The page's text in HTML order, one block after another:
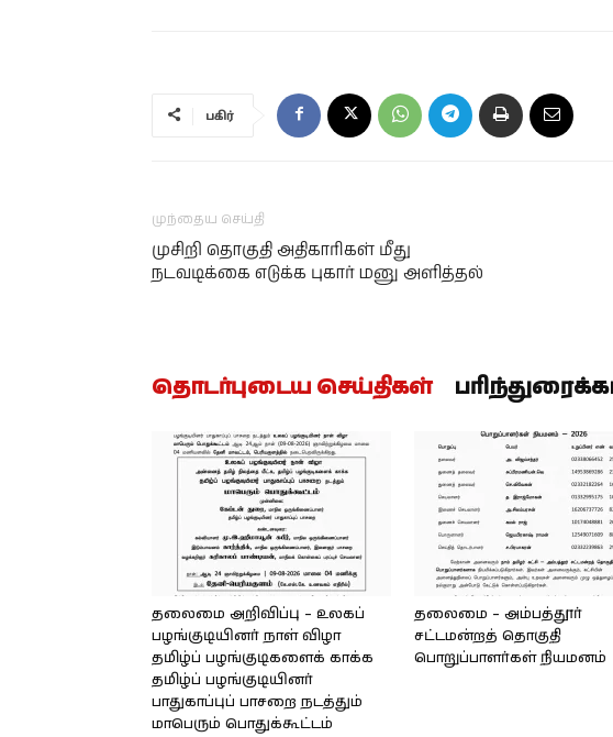
பகிர்
முந்தைய செய்தி
முசிறி தொகுதி அதிகாரிகள் மீது
நடவடிக்கை எடுக்க புகார் மனு அளித்தல்
தொடர்புடைய செய்திகள்
தலைமை அறிவிப்பு – உலகப்
பழங்குடியினர் நாள் விழா
தமிழ்ப் பழங்குடிகளைக் காக்க
தமிழ்ப் பழங்குடியினர்
பாதுகாப்புப் பாசறை நடத்தும்
மாபெரும் பொதுக்கூட்டம்
தலைமை – அம்பத்தூர்
சட்டமன்றத் தொகுதி
பொறுப்பாளர்கள் நியமனம்